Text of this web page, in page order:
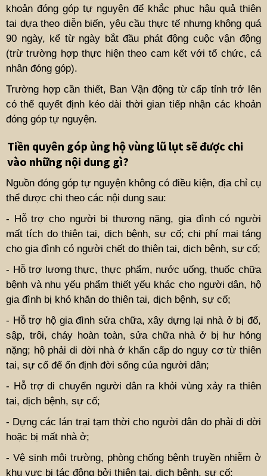
khoản đóng góp tự nguyện để khắc phục hậu quả thiên
tai dựa theo diễn biến, yêu cầu thực tế nhưng không quá
90 ngày, kể từ ngày bắt đầu phát động cuộc vận động
(trừ trường hợp thực hiện theo cam kết với tổ chức, cá
nhân đóng góp).
Trường hợp cần thiết, Ban Vận động từ cấp tỉnh trở lên
có thể quyết định kéo dài thời gian tiếp nhận các khoản
đóng góp tự nguyện.
Tiền quyên góp ủng hộ vùng lũ lụt sẽ được chi
vào những nội dung gì?
Nguồn đóng góp tự nguyện không có điều kiện, địa chỉ cụ
thể được chi theo các nội dung sau:
- Hỗ trợ cho người bị thương nặng, gia đình có người
mất tích do thiên tai, dịch bệnh, sự cố; chi phí mai táng
cho gia đình có người chết do thiên tai, dịch bệnh, sự cố;
- Hỗ trợ lương thực, thực phẩm, nước uống, thuốc chữa
bệnh và nhu yếu phẩm thiết yếu khác cho người dân, hộ
gia đình bị khó khăn do thiên tai, dịch bệnh, sự cố;
- Hỗ trợ hộ gia đình sửa chữa, xây dựng lại nhà ở bị đổ,
sập, trôi, cháy hoàn toàn, sửa chữa nhà ở bị hư hỏng
nặng; hộ phải di dời nhà ở khẩn cấp do nguy cơ từ thiên
tai, sự cố để ổn định đời sống của người dân;
- Hỗ trợ di chuyển người dân ra khỏi vùng xảy ra thiên
tai, dịch bệnh, sự cố;
- Dựng các lán trại tạm thời cho người dân do phải di dời
hoặc bị mất nhà ở;
- Vệ sinh môi trường, phòng chống bệnh truyền nhiễm ở
khu vực bị tác động bởi thiên tai, dịch bệnh, sự cố;